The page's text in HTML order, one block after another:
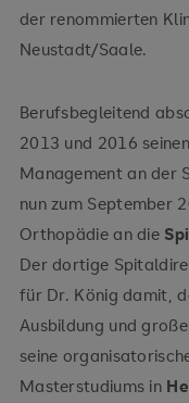
der renommierten
Neustadt/Saale.
Berufsbegleitend
2013 und 2016
Management an der
nun zum September
Orthopädie an die
Der dortige
für Dr. König damit,
Ausbildung und
seine
Masterstudiums in